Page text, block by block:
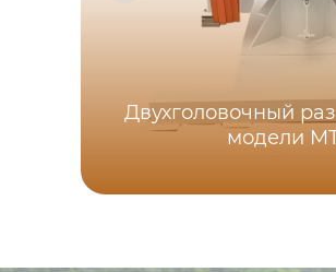
Двухголовочный
модели